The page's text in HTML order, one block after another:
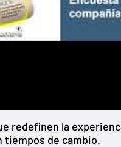
redefinen la
tiempos de cambio.